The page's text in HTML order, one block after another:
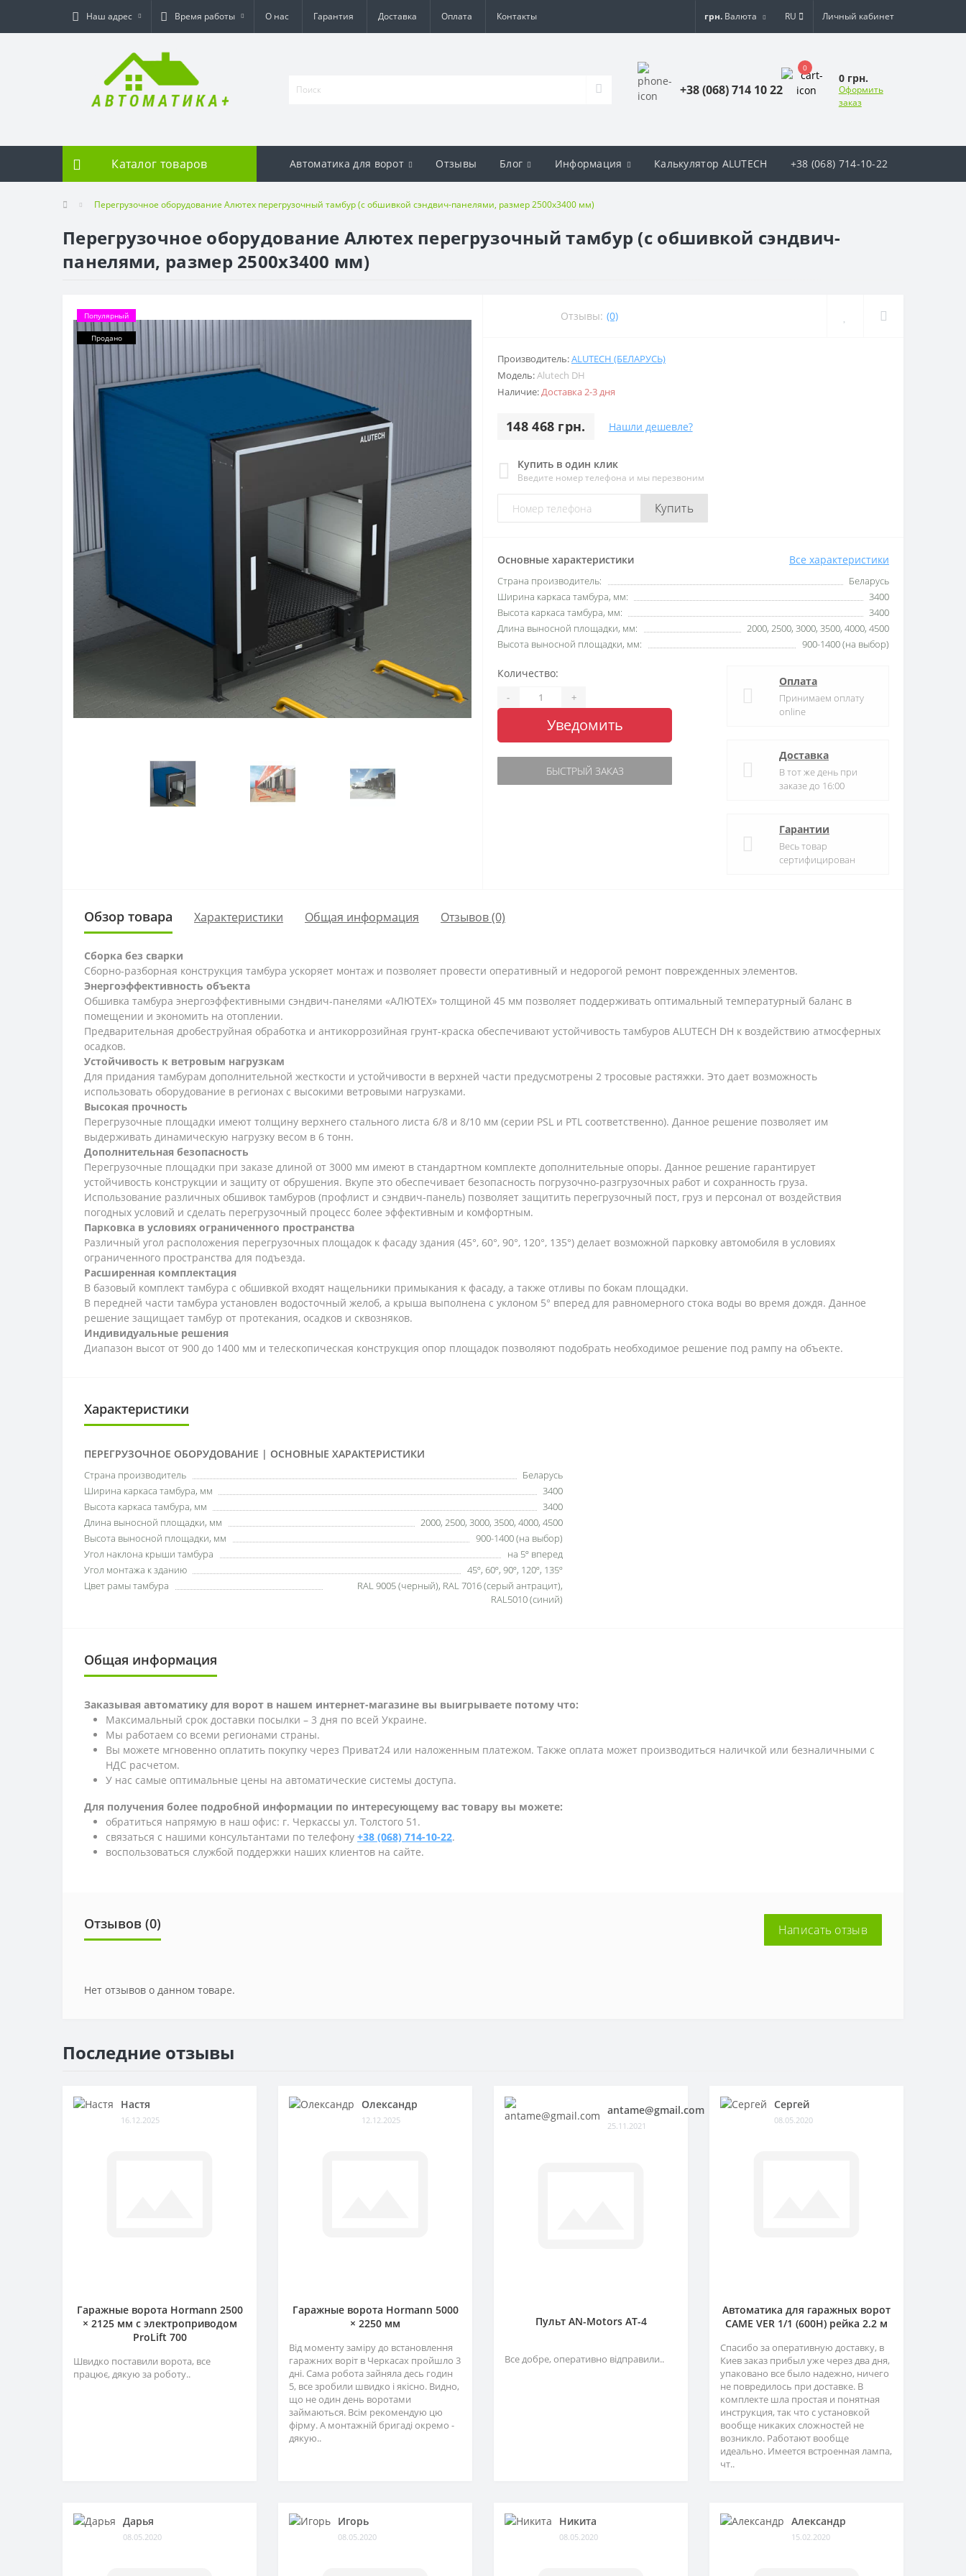
Наш адрес Время работы О нас Гарантия Доставка Оплата Контакты грн. Валюта RU Личный кабинет
+38 (068) 714 10 22
0
0 грн.
Оформить
заказ
Каталог товаров Автоматика для ворот Отзывы Блог Информация Калькулятор ALUTECH +38 (068) 714-10-22
Перегрузочное оборудование Алютех перегрузочный тамбур (с обшивкой сэндвич-панелями, размер 2500х3400 мм)
Перегрузочное оборудование Алютех перегрузочный тамбур (с обшивкой сэндвич-
панелями, размер 2500х3400 мм)
Популярный
Продано
Отзывы: (0)
Производитель:ALUTECH (БЕЛАРУСЬ)
Модель:Alutech DH
Наличие:Доставка 2-3 дня
148 468 грн. Нашли дешевле?
Купить в один клик
Введите номер телефона и мы перезвоним
Купить
Основные характеристики Все характеристики
Страна производитель:
Беларусь
Ширина каркаса тамбура, мм:
3400
Высота каркаса тамбура, мм:
3400
Длина выносной площадки, мм:
2000, 2500, 3000, 3500, 4000, 4500
Высота выносной площадки, мм:
900-1400 (на выбор)
Количество:
- +
Уведомить
БЫСТРЫЙ ЗАКАЗ
Оплата
Принимаем оплату
online
Доставка
В тот же день при
заказе до 16:00
Гарантии
Весь товар
сертифицирован
Обзор товара Характеристики Общая информация Отзывов (0)
Сборка без сварки
Сборно-разборная конструкция тамбура ускоряет монтаж и позволяет провести оперативный и недорогой ремонт поврежденных элементов.
Энергоэффективность объекта
Обшивка тамбура энергоэффективными сэндвич-панелями «АЛЮТЕХ» толщиной 45 мм позволяет поддерживать оптимальный температурный баланс в
помещении и экономить на отоплении.
Предварительная дробеструйная обработка и антикоррозийная грунт-краска обеспечивают устойчивость тамбуров ALUTECH DH к воздействию атмосферных
осадков.
Устойчивость к ветровым нагрузкам
Для придания тамбурам дополнительной жесткости и устойчивости в верхней части предусмотрены 2 тросовые растяжки. Это дает возможность
использовать оборудование в регионах с высокими ветровыми нагрузками.
Высокая прочность
Перегрузочные площадки имеют толщину верхнего стального листа 6/8 и 8/10 мм (серии PSL и PTL соответственно). Данное решение позволяет им
выдерживать динамическую нагрузку весом в 6 тонн.
Дополнительная безопасность
Перегрузочные площадки при заказе длиной от 3000 мм имеют в стандартном комплекте дополнительные опоры. Данное решение гарантирует
устойчивость конструкции и защиту от обрушения. Вкупе это обеспечивает безопасность погрузочно-разгрузочных работ и сохранность груза.
Использование различных обшивок тамбуров (профлист и сэндвич-панель) позволяет защитить перегрузочный пост, груз и персонал от воздействия
погодных условий и сделать перегрузочный процесс более эффективным и комфортным.
Парковка в условиях ограниченного пространства
Различный угол расположения перегрузочных площадок к фасаду здания (45°, 60°, 90°, 120°, 135°) делает возможной парковку автомобиля в условиях
ограниченного пространства для подъезда.
Расширенная комплектация
В базовый комплект тамбура с обшивкой входят нащельники примыкания к фасаду, а также отливы по бокам площадки.
В передней части тамбура установлен водосточный желоб, а крыша выполнена с уклоном 5° вперед для равномерного стока воды во время дождя. Данное
решение защищает тамбур от протекания, осадков и сквозняков.
Индивидуальные решения
Диапазон высот от 900 до 1400 мм и телескопическая конструкция опор площадок позволяют подобрать необходимое решение под рампу на объекте.
Характеристики
ПЕРЕГРУЗОЧНОЕ ОБОРУДОВАНИЕ | ОСНОВНЫЕ ХАРАКТЕРИСТИКИ
Страна производитель
Беларусь
Ширина каркаса тамбура, мм
3400
Высота каркаса тамбура, мм
3400
Длина выносной площадки, мм
2000, 2500, 3000, 3500, 4000, 4500
Высота выносной площадки, мм
900-1400 (на выбор)
Угол наклона крыши тамбура
на 5º вперед
Угол монтажа к зданию
45º, 60º, 90º, 120º, 135º
Цвет рамы тамбура
RAL 9005 (черный), RAL 7016 (серый антрацит),
RAL5010 (синий)
Общая информация
Заказывая автоматику для ворот в нашем интернет-магазине вы выигрываете потому что:
Максимальный срок доставки посылки – 3 дня по всей Украине.
Мы работаем со всеми регионами страны.
Вы можете мгновенно оплатить покупку через Приват24 или наложенным платежом. Также оплата может производиться наличкой или безналичными с
НДС расчетом.
У нас самые оптимальные цены на автоматические системы доступа.
Для получения более подробной информации по интересующему вас товару вы можете:
обратиться напрямую в наш офис: г. Черкассы ул. Толстого 51.
связаться с нашими консультантами по телефону +38 (068) 714-10-22.
воспользоваться службой поддержки наших клиентов на сайте.
Отзывов (0) Написать отзыв
Нет отзывов о данном товаре.
Последние отзывы
Настя
16.12.2025
Гаражные ворота Hormann 2500
× 2125 мм c электроприводом
ProLift 700
Швидко поставили ворота, все
працює, дякую за роботу..
Олександр
12.12.2025
Гаражные ворота Hormann 5000
× 2250 мм
Від моменту заміру до встановлення
гаражних воріт в Черкасах пройшло 3
дні. Сама робота зайняла десь годин
5, все зробили швидко і якісно. Видно,
що не один день воротами
займаються. Всім рекомендую цю
фірму. А монтажній бригаді окремо -
дякую..
antame@gmail.com
25.11.2021
Пульт AN-Motors AT-4
Все добре, оперативно відправили..
Сергей
08.05.2020
Автоматика для гаражных ворот
CAME VER 1/1 (600H) рейка 2.2 м
Спасибо за оперативную доставку, в
Киев заказ прибыл уже через два дня,
упаковано все было надежно, ничего
не повредилось при доставке. В
комплекте шла простая и понятная
инструкция, так что с установкой
вообще никаких сложностей не
возникло. Работают вообще
идеально. Имеется встроенная лампа,
чт..
Дарья
08.05.2020
Игорь
08.05.2020
Никита
08.05.2020
Александр
15.02.2020